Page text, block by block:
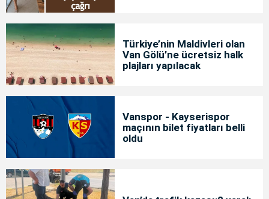
Türkiye’nin Maldivleri olan
Van Gölü’ne ücretsiz halk
plajları yapılacak
Vanspor - Kayserispor
maçının bilet fiyatları belli
oldu